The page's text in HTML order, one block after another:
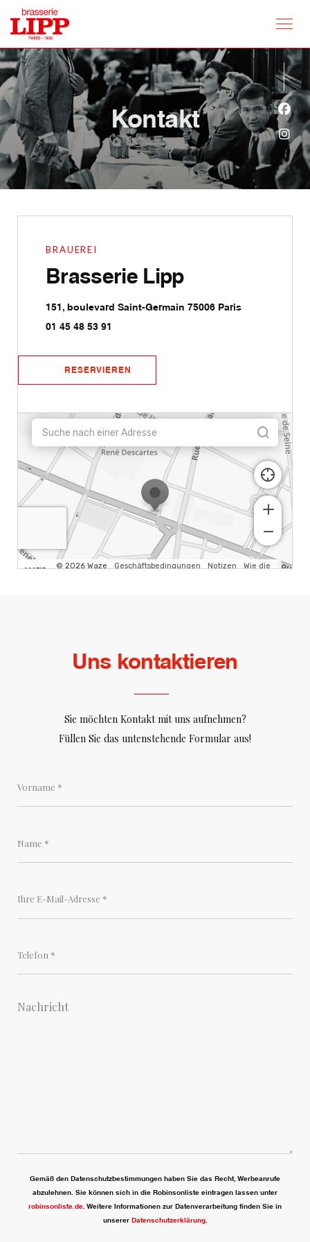
Kontakt
BRAUEREI
Brasserie Lipp
151, boulevard Saint-Germain 75006 Paris((öffnet ein
01 45 48 53 91
RESERVIEREN
Uns kontaktieren
Sie möchten Kontakt mit uns aufnehmen?
Füllen Sie das untenstehende Formular aus!
Gemäß den Datenschutzbestimmungen haben Sie das Recht, Werbeanrufe
abzulehnen. Sie können sich in die Robinsonliste eintragen lassen unter
robinsonliste.de . Weitere Informationen zur Datenverarbeitung finden Sie in
unserer Datenschutzerklärung.